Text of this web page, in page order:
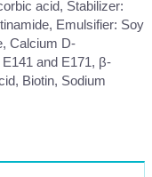
acid, Stabilizer:
Emulsifier: Soy
Calcium D-
and E171, β-
Biotin, Sodium